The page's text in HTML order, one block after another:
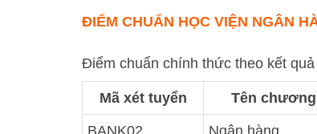
ĐIỂM CHUẨN HỌC VIỆN NGÂN
Điểm chuẩn chính thức theo kết
Mã xét tuyển Tên
BANK02 Ngân hàng